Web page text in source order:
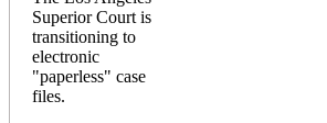
Superior Court is
transitioning to
electronic
"paperless" case
files.